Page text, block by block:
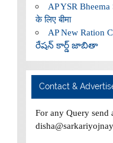
AP YSR Bheema
के लिए बीमा
AP New Ration
రేషన్ కార్డ్ జాబితా
Contact &
For any Query send